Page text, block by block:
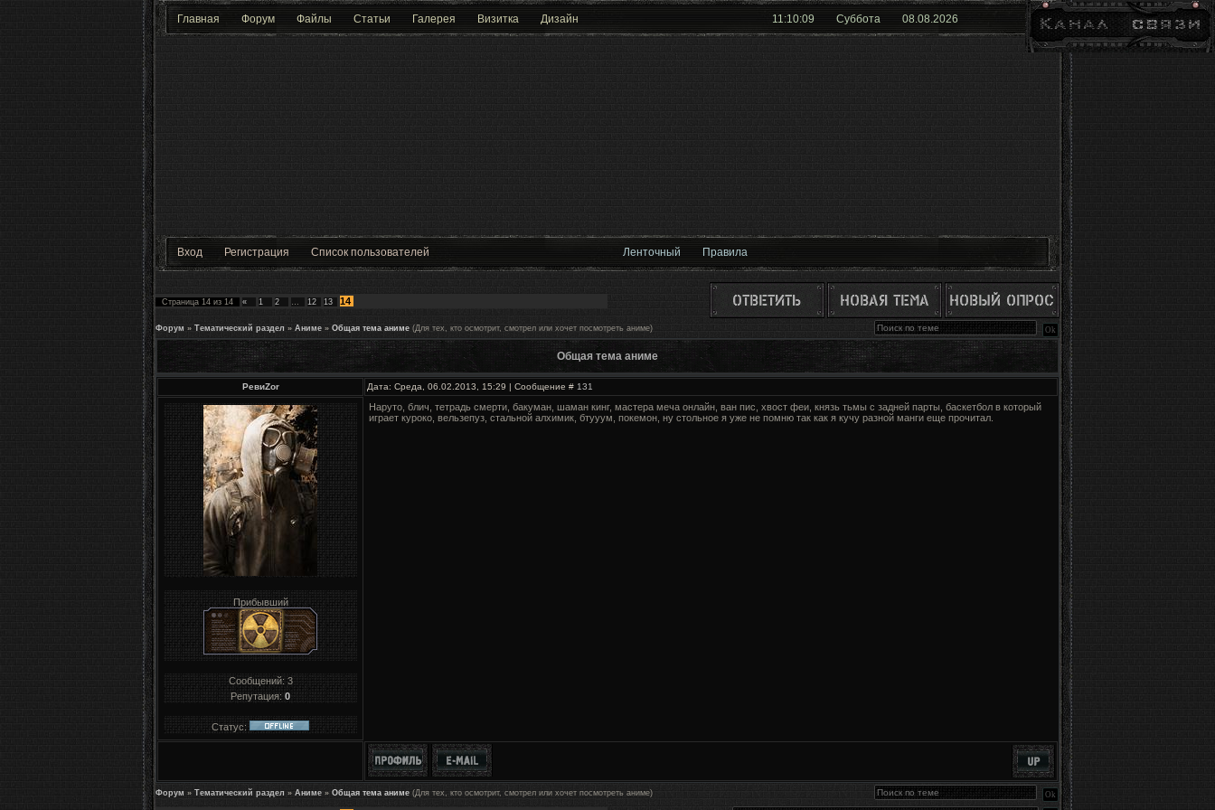
Главная Форум Файлы Статьи Галерея Визитка Дизайн 11:10:09 Суббота 08.08.2026
Вход Регистрация Список пользователей Ленточный Правила
Страница 14 из 14 « 1 2 … 12 13 14
Форум » Тематический раздел » Аниме » Общая тема аниме (Для тех, кто осмотрит, смотрел или хочет посмотреть аниме)
Общая тема аниме
РевиZor Дата: Среда, 06.02.2013, 15:29 | Сообщение # 131
Прибывший
Сообщений: 3
Репутация: 0
Статус:
Наруто, блич, тетрадь смерти, бакуман, шаман кинг, мастера меча онлайн, ван пис, хвост феи, князь тьмы с задней парты, баскетбол в который
играет куроко, вельзепуз, стальной алхимик, бтууум, покемон, ну стольное я уже не помню так как я кучу разной манги еще прочитал.
Форум » Тематический раздел » Аниме » Общая тема аниме (Для тех, кто осмотрит, смотрел или хочет посмотреть аниме)